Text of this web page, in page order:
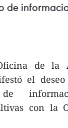
de la
el
de
con la